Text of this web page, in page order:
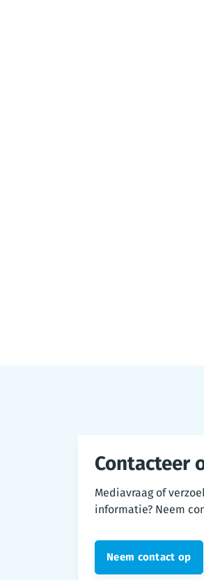
Contacteer
Mediavraag of
informatie? Neem
Neem contact op